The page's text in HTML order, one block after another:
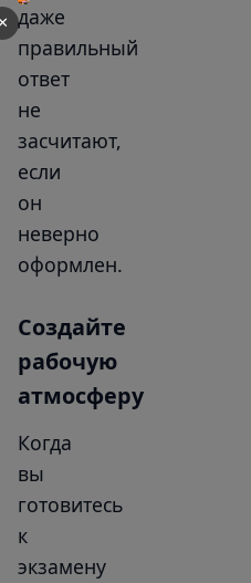
даже
правильный
ответ
не
засчитают,
если
он
неверно
оформлен.
Создайте
рабочую
атмосферу
Когда
вы
готовитесь
к
экзамену